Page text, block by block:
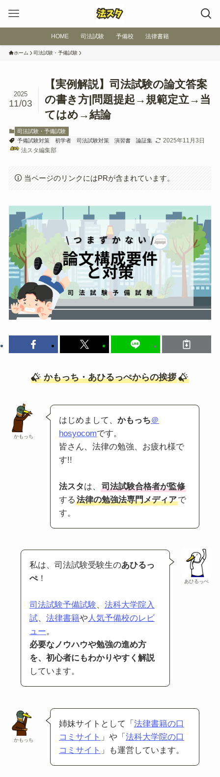
HOME 司法試験 予備校 法律書籍
ホーム 司法試験・予備試験
【実例解説】司法試験の論文答案
の書き方|問題提起→規範定立→当
てはめ→結論
2025
11/03
司法試験・予備試験
予備試験対策
初学者 司法試験対策 演習書 論証集
2025年11月3日
法スタ編集部
当ページのリンクにはPRが含まれています。
かもっち・あひるっぺからの挨拶
かもっち
はじめまして、 かもっち＠
hosyocomです。
皆さん、法律の勉強、お疲れ様で
す!!
法スタは、
司法試験合格者が監修
する 法律の勉強法専門メディアで
す。
あひるっぺ
私は、司法試験受験生のあひるっ
ぺ！
司法試験予備試験、 法科大学院入
試、 法律書籍や 人気予備校のレビ
ュー。
必要なノウハウや勉強の進め方
を、初心者にもわかりやすく解説
しています。
かもっち
姉妹サイトとして「 法律書籍の口
コミサイト 」や「 法科大学院の口
コミサイト 」も運営しています。